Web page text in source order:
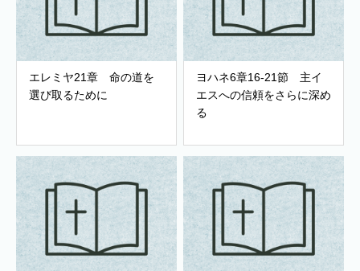
エレミヤ21章 命の道を
選び取るために
ヨハネ6章16-21節 主イ
エスへの信頼をさらに深め
る